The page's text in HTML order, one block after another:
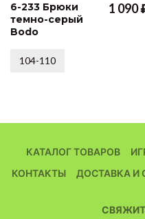
6-233 Брюки
темно-серый
Bodo
1 090
104-110
КАТАЛОГ ТОВАРОВ
КОНТАКТЫ
ДОСТАВКА И